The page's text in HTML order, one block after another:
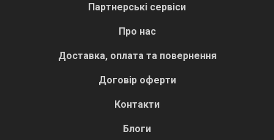
Партнерські сервіси
Про нас
Доставка, оплата та повернення
Договір оферти
Контакти
Блоги